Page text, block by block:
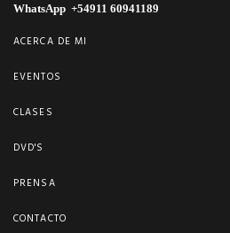
WhatsApp +54911 60941189
ACERCA DE MI
EVENTOS
CLASES
DVD'S
PRENSA
CONTACTO